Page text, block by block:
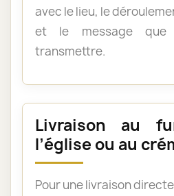
avec le lieu, le
et le message que
transmettre.
Livraison au
l’église ou au
Pour une livraison